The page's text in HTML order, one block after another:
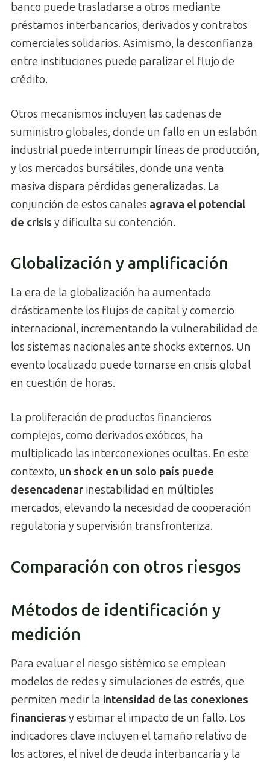
banco puede trasladarse a otros mediante
préstamos interbancarios, derivados y contratos
comerciales solidarios. Asimismo, la desconfianza
entre instituciones puede paralizar el flujo de
crédito.
Otros mecanismos incluyen las cadenas de
suministro globales, donde un fallo en un eslabón
industrial puede interrumpir líneas de producción,
y los mercados bursátiles, donde una venta
masiva dispara pérdidas generalizadas. La
conjunción de estos canales agrava el potencial
de crisis y dificulta su contención.
Globalización y amplificación
La era de la globalización ha aumentado
drásticamente los flujos de capital y comercio
internacional, incrementando la vulnerabilidad de
los sistemas nacionales ante shocks externos. Un
evento localizado puede tornarse en crisis global
en cuestión de horas.
La proliferación de productos financieros
complejos, como derivados exóticos, ha
multiplicado las interconexiones ocultas. En este
contexto, un shock en un solo país puede
desencadenar inestabilidad en múltiples
mercados, elevando la necesidad de cooperación
regulatoria y supervisión transfronteriza.
Comparación con otros riesgos
Métodos de identificación y
medición
Para evaluar el riesgo sistémico se emplean
modelos de redes y simulaciones de estrés, que
permiten medir la intensidad de las conexiones
financieras y estimar el impacto de un fallo. Los
indicadores clave incluyen el tamaño relativo de
los actores, el nivel de deuda interbancaria y la